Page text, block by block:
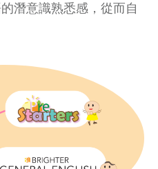
潛意識熟悉感，從而自